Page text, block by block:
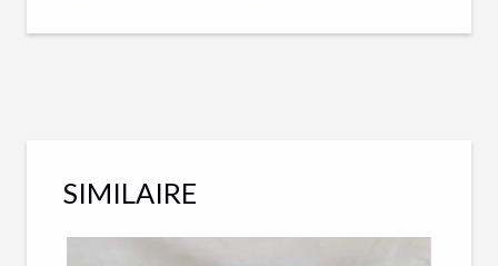
SIMILAIRE